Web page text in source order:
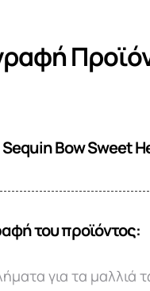
Sequin Bow Sweet
του προϊόντος:
για τα μαλλιά